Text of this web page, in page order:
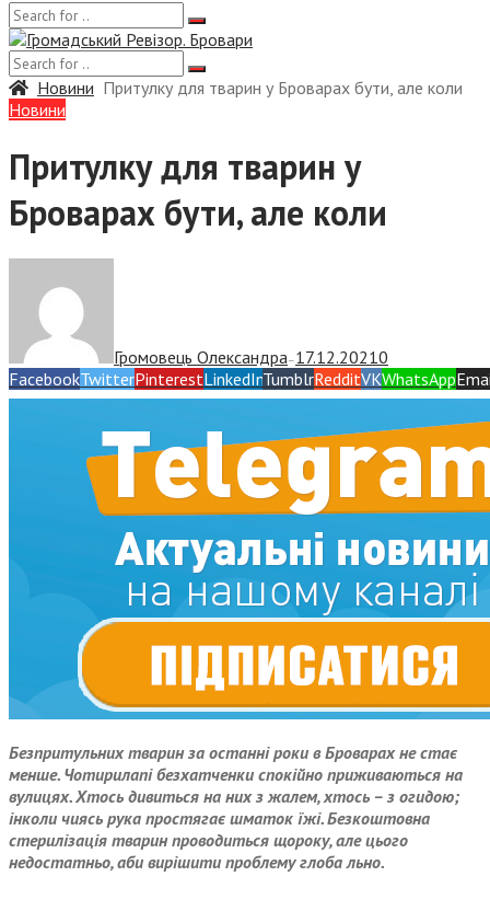
Новини Притулку для тварин у Броварах бути, але коли
Новини
Притулку для тварин у
Броварах бути, але коли
Громовець Олександра— 17.12.20210
FacebookTwitterPinterestLinkedInTumblrRedditVKWhatsApp
Безпритульних тварин за останні роки в Броварах не стає
менше. Чотирилапі безхатченки спокійно приживаються на
вулицях. Хтось дивиться на них з жалем, хтось – з огидою;
інколи чиясь рука простягає шматок їжі. Безкоштовна
стерилізація тварин проводиться щороку, але цього
недостатньо, аби вирішити проблему глоба льно.